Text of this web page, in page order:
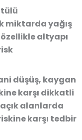
miktarda yağış
altyapı
düşüş, kaygan
karşı dikkatli
alanlarda
karşı tedbir